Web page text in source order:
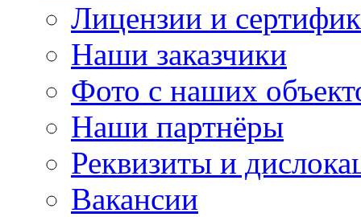
Лицензии и
Наши заказчики
Фото с наших
Наши партнёры
Реквизиты и
Вакансии